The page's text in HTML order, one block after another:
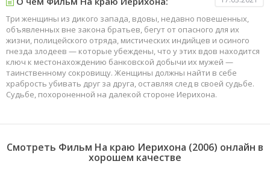
Три женщины из дикого запада, вдовы, недавно повешенных,
объявленных вне закона братьев, бегут от опасного для их
жизни, полицейского отряда, мистических индийцев и осиного
гнезда злодеев — которые убеждены, что у этих вдов находится
ключ к местонахождению банковской добычи их мужей —
таинственному сокровищу. Женщины должны найти в себе
храбрость убивать друг за друга, оставляя след в своей судьбе.
Судьбе, похороненной на далекой стороне Иерихона.
Смотреть Фильм На краю Иерихона (2006) онлайн в
хорошем качестве